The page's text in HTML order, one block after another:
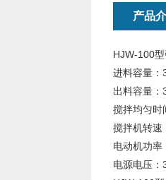
产品
HJW-100
进料容量：
出料容量
搅拌均匀时
搅拌机转速
电动机功率
电源电压